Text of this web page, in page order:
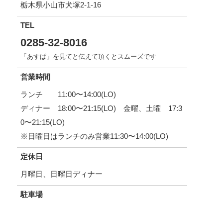
栃木県小山市犬塚2-1-16
TEL
0285-32-8016
「あすぱ」を見てと伝えて頂くとスムーズです
営業時間
ランチ 11:00〜14:00(LO)
ディナー 18:00〜21:15(LO) 金曜、土曜 17:3
0〜21:15(LO)
※日曜日はランチのみ営業11:30〜14:00(LO)
定休日
月曜日、日曜日ディナー
駐車場